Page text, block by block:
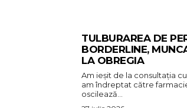
TULBURAREA DE
BORDERLINE,
LA OBREGIA
Am ieșit de la consultația
am îndreptat către
oscilează...